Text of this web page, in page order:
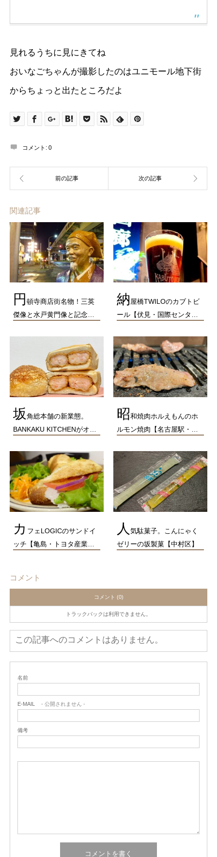
見れるうちに見にきてね
おいなごちゃんが撮影したのはユニモール地下街
からちょっと出たところだよ
コメント: 0
関連記事
円 頓寺商店街名物！三英
傑像と水戸黄門像と記念…
納屋橋TWILOのカブトビ
ール【伏見・国際センタ…
坂 角総本舗の新業態。
BANKAKU KITCHENがオ…
昭和焼肉ホルえもんのホ
ルモン焼肉【名古屋駅・…
カ フェLOGICのサンドイ
ッチ【亀島・トヨタ産業…
人 気駄菓子。こんにゃく
ゼリーの坂製菓【中村区】
コメント
コメント (0)
トラックバックは利用できません。
この記事へのコメントはありません。
名前
E-MAIL - 公開されません -
備考